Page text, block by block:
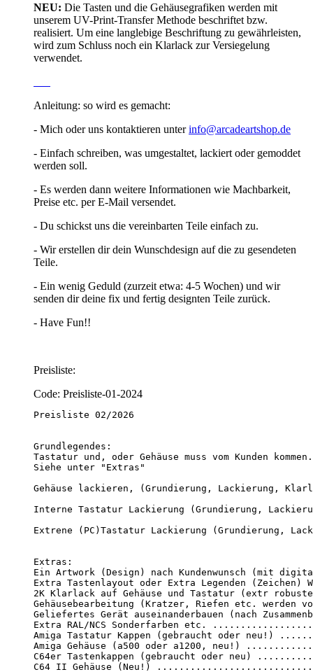
NEU: Die Tasten und die Gehäusegrafiken werden mit
unserem UV-Print-Transfer Methode beschriftet bzw.
realisiert. Um eine langlebige Beschriftung zu gewährleisten,
wird zum Schluss noch ein Klarlack zur Versiegelung
verwendet.
Anleitung: so wird es gemacht:
- Mich oder uns kontaktieren unterinfo@arcadeartshop.de
- Einfach schreiben, was umgestaltet, lackiert oder gemoddet
werden soll.
- Es werden dann weitere Informationen wie Machbarkeit,
Preise etc. per E-Mail versendet.
- Du schickst uns die vereinbarten Teile einfach zu.
- Wir erstellen dir dein Wunschdesign auf die zu gesendeten
Teile.
- Ein wenig Geduld (zurzeit etwa: 4-5 Wochen) und wir
senden dir deine fix und fertig designten Teile zurück.
- Have Fun!!
Preisliste:
Code: Preisliste-01-2024